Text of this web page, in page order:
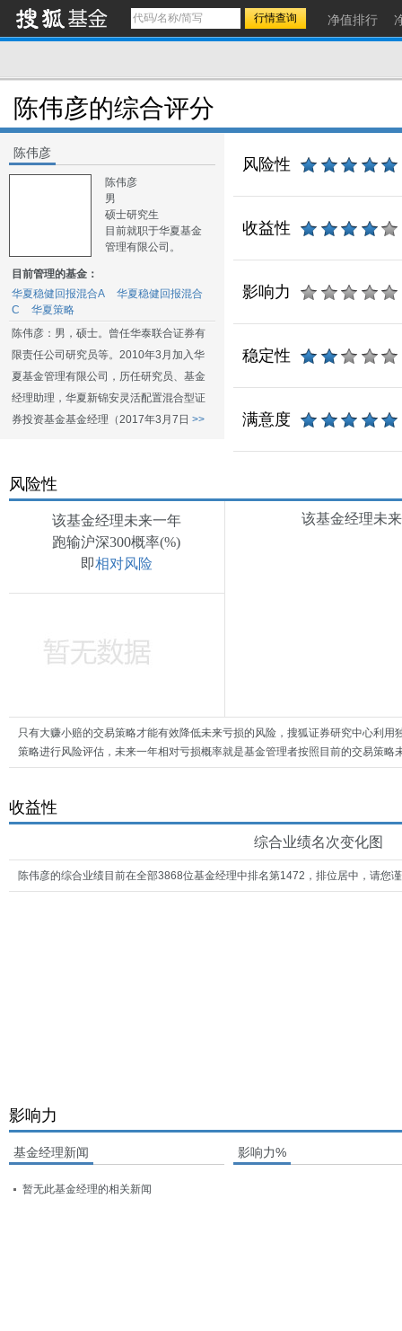
净值排行
陈伟彦的综合评分
陈伟彦
陈伟彦
男
硕士研究生
目前就职于华夏基金
管理有限公司。
目前管理的基金：
华夏稳健回报混合A
华夏稳健回报混合
C
华夏策略
陈伟彦：男，硕士。曾任华泰联合证券有
限责任公司研究员等。2010年3月加入华
夏基金管理有限公司，历任研究员、基金
经理助理，华夏新锦安灵活配置混合型证
券投资基金基金经理（2017年3月7日 >>
风险性
收益性
影响力
稳定性
满意度
风险性
该基金经理未来一年
跑输沪深300概率(%)
即相对风险
该基金经理未
只有大赚小赔的交易策略才能有效降低未来亏损的风险，搜狐证券研究中心利
策略进行风险评估，未来一年相对亏损概率就是基金管理者按照目前的交易策略
收益性
综合业绩名次变化图
陈伟彦的综合业绩目前在全部3868位基金经理中排名第1472，排位居中，请您
影响力
基金经理新闻
暂无此基金经理的相关新闻
影响力%